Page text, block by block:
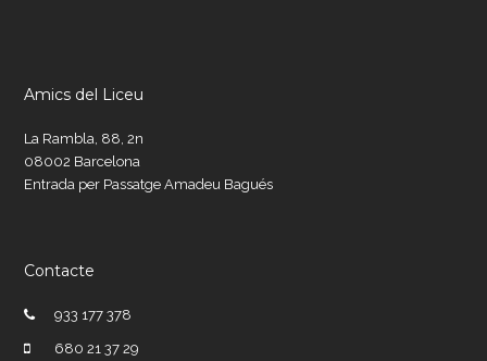
Amics del Liceu
La Rambla, 88, 2n
08002 Barcelona
Entrada per Passatge Amadeu Bagués
Contacte
933 177 378
680 21 37 29